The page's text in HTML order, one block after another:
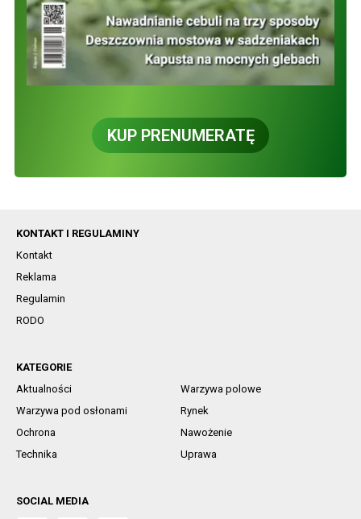
KUP PRENUMERATĘ
KONTAKT I REGULAMINY
Kontakt
Reklama
Regulamin
RODO
KATEGORIE
Aktualności
Warzywa polowe
Warzywa pod osłonami
Rynek
Ochrona
Nawożenie
Technika
Uprawa
SOCIAL MEDIA